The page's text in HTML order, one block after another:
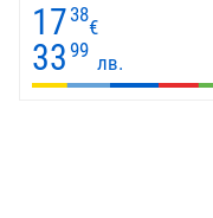
17 38
€
33 99
лв.